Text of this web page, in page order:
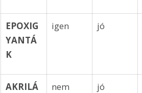
EPOXIG
YANTÁ
K
igen jó
AKRILÁ
nem jó